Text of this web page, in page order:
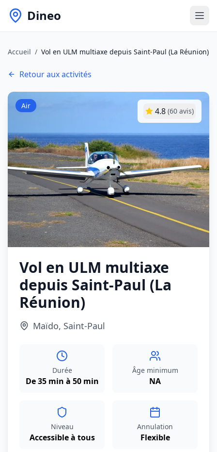
Dineo
Accueil / Vol en ULM multiaxe depuis Saint‑Paul (La Réunion)
Retour aux activités
Air
4.8 (60 avis)
Vol en ULM multiaxe
depuis Saint‑Paul (La
Réunion)
Maïdo, Saint‑Paul
Durée
De 35 min à 50 min
Âge minimum
NA
Niveau
Accessible à tous
Annulation
Flexible